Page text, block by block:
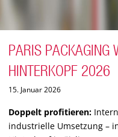
PARIS PACKAGING
HINTERKOPF 2026
15. Januar 2026
Doppelt profitieren:
industrielle Umsetzung –